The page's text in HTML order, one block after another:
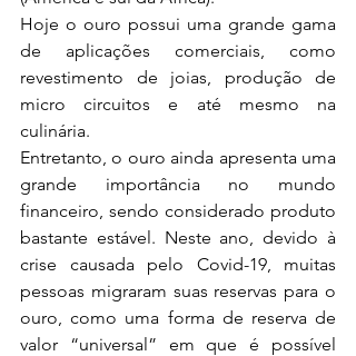
Hoje o ouro possui uma grande gama
de aplicações comerciais, como
revestimento de joias, produção de
micro circuitos e até mesmo na
culinária.
Entretanto, o ouro ainda apresenta uma
grande importância no mundo
financeiro, sendo considerado produto
bastante estável. Neste ano, devido à
crise causada pelo Covid-19, muitas
pessoas migraram suas reservas para o
ouro, como uma forma de reserva de
valor “universal” em que é possível